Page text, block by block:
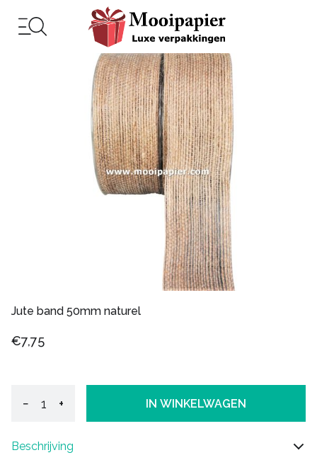
Jute band 50mm naturel
€7,75
− + IN WINKELWAGEN
Beschrijving